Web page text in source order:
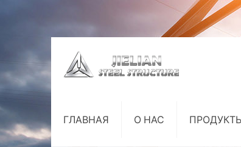
ГЛАВНАЯ О НАС